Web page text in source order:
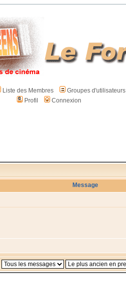
Liste des Membres Groupes d'utilisateurs
Profil
Connexion
Message